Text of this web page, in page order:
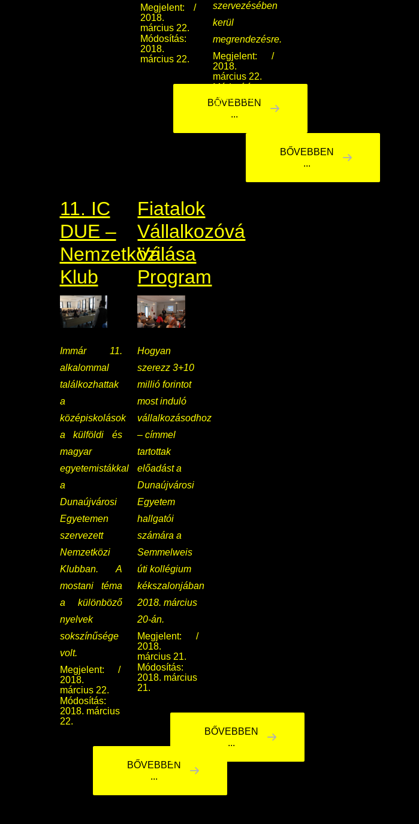
Megjelent:
2018.
március 22.
Módosítás:
2018.
március 22.
BŐVEBBEN
...
szervezésében
kerül
megrendezésre.
Megjelent:
2018.
március 22.
Módosítás:
2018. március
23.
BŐVEBBEN
...
11. IC
DUE –
Nemzetközi
Klub
Immár 11.
alkalommal
találkozhattak
a
középiskolások
a külföldi és
magyar
egyetemistákkal
a
Dunaújvárosi
Egyetemen
szervezett
Nemzetközi
Klubban. A
mostani téma
a különböző
nyelvek
sokszínűsége
volt.
Megjelent:
2018.
március 22.
Módosítás:
2018. március
22.
BŐVEBBEN
...
Fiatalok
Vállalkozóvá
Válása
Program
Hogyan
szerezz 3+10
millió forintot
most induló
vállalkozásodhoz
– címmel
tartottak
előadást a
Dunaújvárosi
Egyetem
hallgatói
számára a
Semmelweis
úti kollégium
kékszalonjában
2018. március
20-án.
Megjelent:
2018.
március 21.
Módosítás:
2018. március
21.
BŐVEBBEN
...